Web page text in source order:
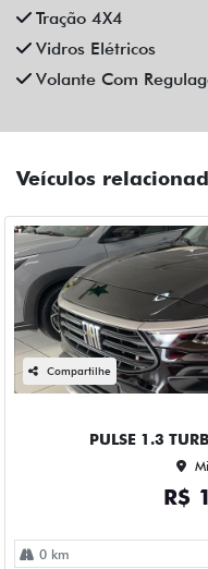
Tração 4X4
Vidros Elétricos
Volante Com
Veículos
Compartilhe
PULSE 1.3
R$
0 km